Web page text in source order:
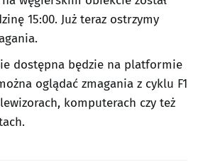
15:00. Już teraz ostrzymy
dostępna będzie na platformie
oglądać zmagania z cyklu F1
komputerach czy też